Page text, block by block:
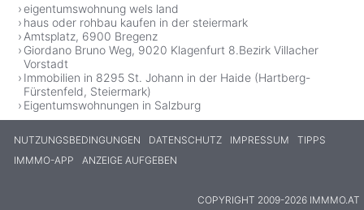
eigentumswohnung wels land
haus oder rohbau kaufen in der steiermark
Amtsplatz, 6900 Bregenz
Giordano Bruno Weg, 9020 Klagenfurt 8.Bezirk Villacher
Vorstadt
Immobilien in 8295 St. Johann in der Haide (Hartberg-
Fürstenfeld, Steiermark)
Eigentumswohnungen in Salzburg
NUTZUNGSBEDINGUNGEN DATENSCHUTZ IMPRESSUM
TIPPS
IMMMO-APP
ANZEIGE AUFGEBEN
COPYRIGHT 2009-2026 IMMMO.AT